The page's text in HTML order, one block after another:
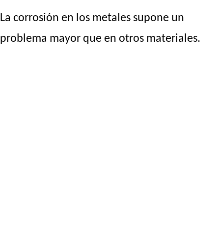
La corrosión en los metales supone un
problema mayor que en otros materiales.